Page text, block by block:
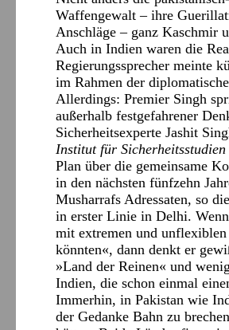
Waffengewalt – ihre
Anschläge – ganz Kaschmir
Auch in Indien waren die
Regierungssprecher meinte
im Rahmen der
Allerdings: Premier Singh
außerhalb festgefahrener
Sicherheitsexperte Jashit
Institut für
Plan über die gemeinsame
in den nächsten fünfzehn
Musharrafs Adressaten, so
in erster Linie in Delhi.
mit extremen und
könnten«, dann denkt er
»Land der Reinen« und
Indien, die schon einmal
Immerhin, in Pakistan wie
der Gedanke Bahn zu